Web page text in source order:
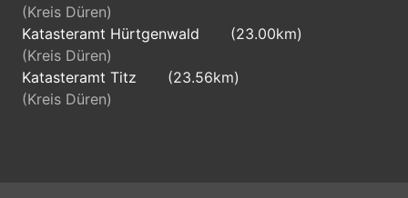
(Kreis Düren)
Katasteramt Hürtgenwald
(23.00km)
(Kreis Düren)
Katasteramt Titz
(23.56km)
(Kreis Düren)